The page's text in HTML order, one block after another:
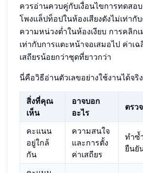
ควรอ่านควบคู่กับเงื่อนไขการทดสอ
โพงแล็ปท็อปในห้องเสียงดังไม่เท่ากั
ความหน่วงต่ำในห้องเงียบ การคลิก
เท่ากับการแตะหน้าจอเสมอไป ค่าเ
เสถียรน้อยกว่าชุดที่ยาวกว่า
นี่คือวิธีอ่านตัวเลขอย่างใช้งานได้จริ
สิ่งที่คุณ
เห็น
อาจบอก
อะไร
ตรว
คะแนน
อยู่ใกล้
กัน
ความสนใจ
และการตั้ง
ค่าเสถียร
ทำซ้
ยืนยั